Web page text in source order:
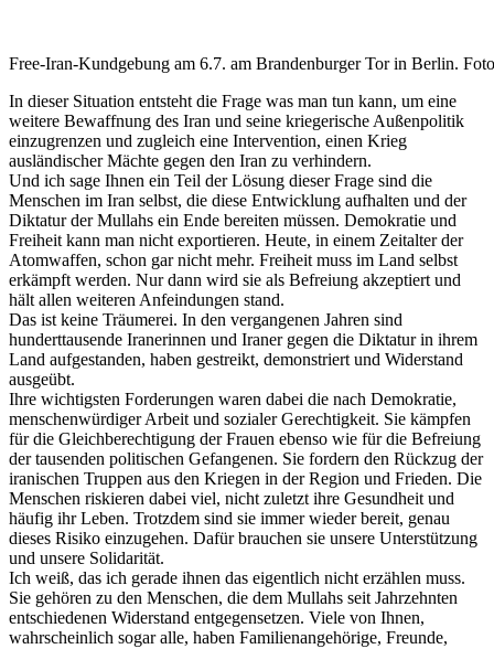
Free-Iran-Kundgebung am 6.7. am Brandenburger Tor in Berlin.
In dieser Situation entsteht die Frage was man tun kann, um eine
weitere Bewaffnung des Iran und seine kriegerische Außenpolitik
einzugrenzen und zugleich eine Intervention, einen Krieg
ausländischer Mächte gegen den Iran zu verhindern.
Und ich sage Ihnen ein Teil der Lösung dieser Frage sind die
Menschen im Iran selbst, die diese Entwicklung aufhalten und der
Diktatur der Mullahs ein Ende bereiten müssen. Demokratie und
Freiheit kann man nicht exportieren. Heute, in einem Zeitalter der
Atomwaffen, schon gar nicht mehr. Freiheit muss im Land selbst
erkämpft werden. Nur dann wird sie als Befreiung akzeptiert und
hält allen weiteren Anfeindungen stand.
Das ist keine Träumerei. In den vergangenen Jahren sind
hunderttausende Iranerinnen und Iraner gegen die Diktatur in ihrem
Land aufgestanden, haben gestreikt, demonstriert und Widerstand
ausgeübt.
Ihre wichtigsten Forderungen waren dabei die nach Demokratie,
menschenwürdiger Arbeit und sozialer Gerechtigkeit. Sie kämpfen
für die Gleichberechtigung der Frauen ebenso wie für die Befreiung
der tausenden politischen Gefangenen. Sie fordern den Rückzug der
iranischen Truppen aus den Kriegen in der Region und Frieden. Die
Menschen riskieren dabei viel, nicht zuletzt ihre Gesundheit und
häufig ihr Leben. Trotzdem sind sie immer wieder bereit, genau
dieses Risiko einzugehen. Dafür brauchen sie unsere Unterstützung
und unsere Solidarität.
Ich weiß, das ich gerade ihnen das eigentlich nicht erzählen muss.
Sie gehören zu den Menschen, die dem Mullahs seit Jahrzehnten
entschiedenen Widerstand entgegensetzen. Viele von Ihnen,
wahrscheinlich sogar alle, haben Familienangehörige, Freunde,